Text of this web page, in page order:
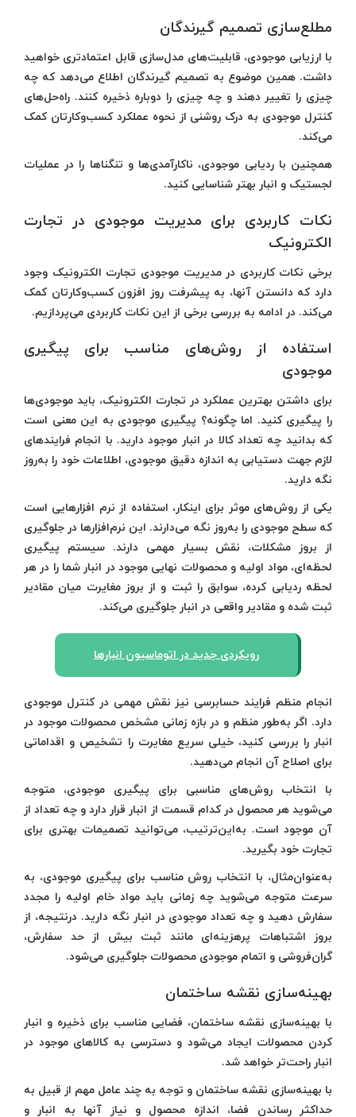
مطلع‌سازی تصمیم گیرندگان
با ارزیابی موجودی، قابلیت‌های مدل‌سازی قابل اعتمادتری خواهید
داشت. همین موضوع به تصمیم گیرندگان اطلاع می‌دهد که چه
چیزی را تغییر دهند و چه چیزی را دوباره ذخیره کنند. راه‌حل‌های
کنترل موجودی به درک روشنی از نحوه عملکرد کسب‌وکارتان کمک
می‌کند.
همچنین با ردیابی موجودی، ناکارآمدی‌ها و تنگناها را در عملیات
لجستیک و انبار بهتر شناسایی کنید.
نکات کاربردی برای مدیریت موجودی در تجارت
الکترونیک
برخی نکات کاربردی در مدیریت موجودی تجارت الکترونیک وجود
دارد که دانستن آنها، به پیشرفت روز افزون کسب‌وکارتان کمک
می‌کند. در ادامه به بررسی برخی از این نکات کاربردی می‌پردازیم.
استفاده از روش‌های مناسب برای پیگیری
موجودی
برای داشتن بهترین عملکرد در تجارت الکترونیک، باید موجودی‌ها
را پیگیری کنید. اما چگونه؟ پیگیری موجودی به این معنی است
که بدانید چه تعداد کالا در انبار موجود دارید. با انجام فرایندهای
لازم جهت دستیابی به اندازه دقیق موجودی، اطلاعات خود را به‌روز
نگه دارید.
یکی از روش‌های موثر برای اینکار، استفاده از نرم افزارهایی است
که سطح موجودی را به‌روز نگه می‌دارند. این نرم‌افزارها در جلوگیری
از بروز مشکلات، نقش بسیار مهمی دارند. سیستم پیگیری
لحظه‌ای، مواد اولیه و محصولات نهایی موجود در انبار شما را در هر
لحظه ردیابی کرده، سوابق را ثبت و از بروز مغایرت میان مقادیر
ثبت شده و مقادیر واقعی در انبار جلوگیری می‌کند.
رویکردی جدید در اتوماسیون انبارها
انجام منظم فرایند حسابرسی نیز نقش مهمی در کنترل موجودی
دارد. اگر به‌طور منظم و در بازه زمانی مشخص محصولات موجود در
انبار را بررسی کنید، خیلی سریع مغایرت را تشخیص و اقداماتی
برای اصلاح آن انجام می‌دهید.
با انتخاب روش‌های مناسبی برای پیگیری موجودی، متوجه
می‌شوید هر محصول در کدام قسمت از انبار قرار دارد و چه تعداد از
آن موجود است. به‌این‌ترتیب، می‌توانید تصمیمات بهتری برای
تجارت خود بگیرید.
به‌عنوان‌مثال، با انتخاب روش مناسب برای پیگیری موجودی، به
سرعت متوجه می‌شوید چه زمانی باید مواد خام اولیه را مجدد
سفارش دهید و چه تعداد موجودی در انبار نگه دارید. درنتیجه، از
بروز اشتباهات پرهزینه‌ای مانند ثبت بیش از حد سفارش،
گران‌فروشی و اتمام موجودی محصولات جلوگیری می‌شود.
بهینه‌سازی نقشه ساختمان
با بهینه‌سازی نقشه ساختمان، فضایی مناسب برای ذخیره و انبار
کردن محصولات ایجاد می‌شود و دسترسی به کالاهای موجود در
انبار راحت‌تر خواهد شد.
با بهینه‌سازی نقشه ساختمان و توجه به چند عامل مهم از قبیل به
حداکثر رساندن فضا، اندازه محصول و نیاز آنها به انبار و